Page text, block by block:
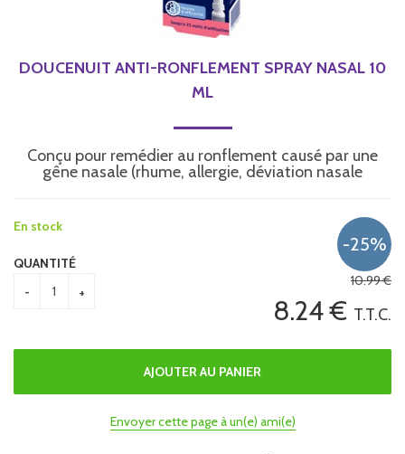
DOUCENUIT ANTI-RONFLEMENT SPRAY NASAL 10
ML
Conçu pour remédier au ronflement causé par une
gêne nasale (rhume, allergie, déviation nasale
10.99€
8.24€ T.T.C.
En stock
QUANTITÉ
Envoyer cette page à un(e) ami(e)